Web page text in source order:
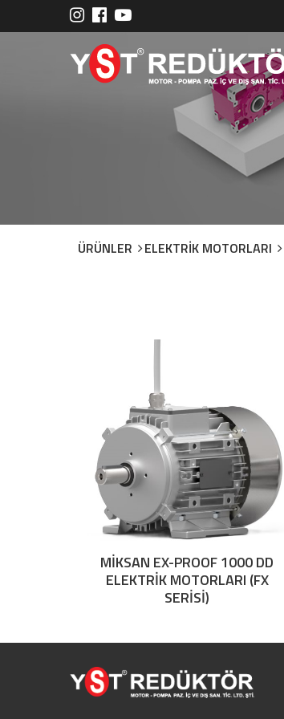
ÜRÜNLER ELEKTRİK MOTORLARI
MİKSAN EX-PROOF 1000 DD
ELEKTRİK MOTORLARI (FX
SERİSİ)